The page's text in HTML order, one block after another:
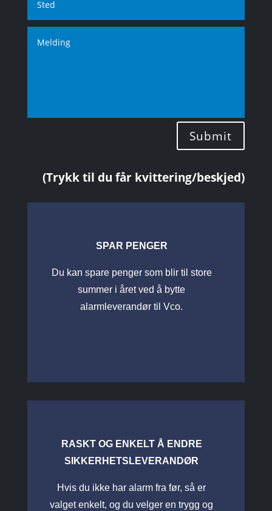
Submit
(Trykk til du får kvittering/beskjed)
SPAR PENGER
Du kan spare penger som blir til store
summer i året ved å bytte
alarmleverandør til Vco.
RASKT OG ENKELT Å ENDRE
SIKKERHETSLEVERANDØR
Hvis du ikke har alarm fra før, så er
valget enkelt, og du velger en trygg og